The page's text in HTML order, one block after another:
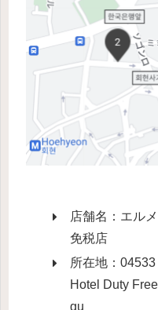
店舗名：エル
免税店
所在地：
Hotel Duty
gu